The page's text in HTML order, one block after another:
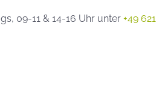
09-11 & 14-16 Uhr unter +49 621